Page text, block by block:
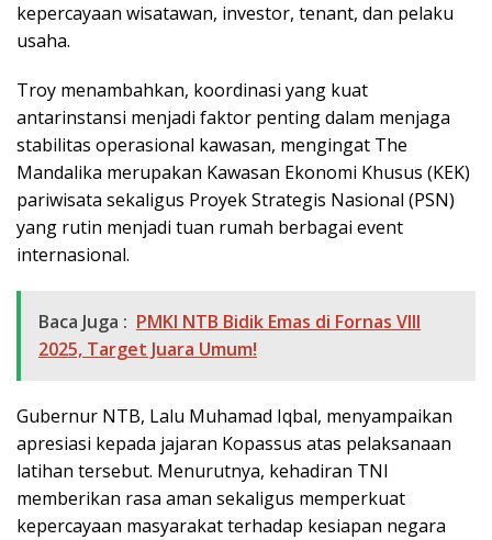
kepercayaan wisatawan, investor, tenant, dan pelaku
usaha.
Troy menambahkan, koordinasi yang kuat
antarinstansi menjadi faktor penting dalam menjaga
stabilitas operasional kawasan, mengingat The
Mandalika merupakan Kawasan Ekonomi Khusus (KEK)
pariwisata sekaligus Proyek Strategis Nasional (PSN)
yang rutin menjadi tuan rumah berbagai event
internasional.
Baca Juga : PMKI NTB Bidik Emas di Fornas VIII
2025, Target Juara Umum!
Gubernur NTB, Lalu Muhamad Iqbal, menyampaikan
apresiasi kepada jajaran Kopassus atas pelaksanaan
latihan tersebut. Menurutnya, kehadiran TNI
memberikan rasa aman sekaligus memperkuat
kepercayaan masyarakat terhadap kesiapan negara